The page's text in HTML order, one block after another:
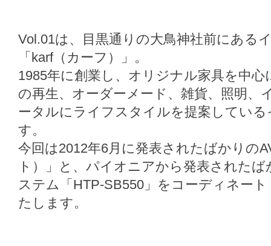
Vol.01は、目黒通りの大鳥神社前にある
「karf（カーフ）」。
1985年に創業し、オリジナル家具を中
の再生、オーダーメード、雑貨、照明、
ータルにライフスタイルを提案してい
す。
今回は2012年6月に発表されたばかりの
ト）」と、パイオニアから発表された
ステム「HTP-SB550」をコーディネー
たします。